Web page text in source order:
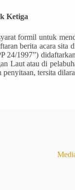
Ketiga
formil untuk
berita acara sita
24/1997”)
Laut atau di
tersita